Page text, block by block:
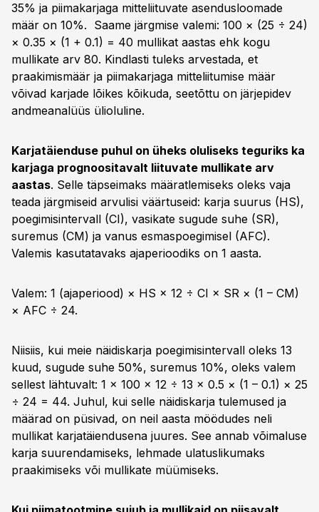
35% ja piimakarjaga mitteliituvate asendusloomade
määr on 10%. Saame järgmise valemi: 100 × (25 ÷ 24)
× 0.35 × (1 + 0.1) = 40 mullikat aastas ehk kogu
mullikate arv 80. Kindlasti tuleks arvestada, et
praakimismäär ja piimakarjaga mitteliitumise määr
võivad karjade lõikes kõikuda, seetõttu on järjepidev
andmeanalüüs ülioluline.
Karjatäienduse puhul on üheks oluliseks teguriks ka
karjaga prognoositavalt liituvate mullikate arv
aastas. Selle täpseimaks määratlemiseks oleks vaja
teada järgmiseid arvulisi väärtuseid: karja suurus (HS),
poegimisintervall (CI), vasikate sugude suhe (SR),
suremus (CM) ja vanus esmaspoegimisel (AFC).
Valemis kasutatavaks ajaperioodiks on 1 aasta.
Valem: 1 (ajaperiood) × HS × 12 ÷ CI × SR × (1 – CM)
× AFC ÷ 24.
Niisiis, kui meie näidiskarja poegimisintervall oleks 13
kuud, sugude suhe 50%, suremus 10%, oleks valem
sellest lähtuvalt: 1 × 100 × 12 ÷ 13 × 0.5 × (1 – 0.1) × 25
÷ 24 = 44. Juhul, kui selle näidiskarja tulemused ja
määrad on püsivad, on neil aasta möödudes neli
mullikat karjatäiendusena juures. See annab võimaluse
karja suurendamiseks, lehmade ulatuslikumaks
praakimiseks või mullikate müümiseks.